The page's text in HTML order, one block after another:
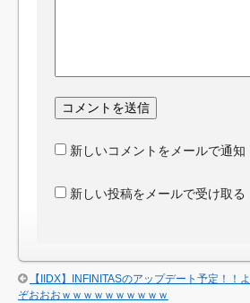
新しいコメントをメールで通知
新しい投稿をメールで受け取る
【IIDX】INFINITASのアップデート予定！！
ぞおおおｗｗｗｗｗｗｗｗｗｗ